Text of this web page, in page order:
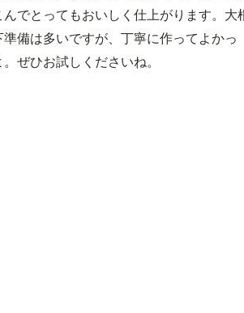
でとってもおいしく仕上がります。大
備は多いですが、丁寧に作ってよかっ
ぜひお試しくださいね。